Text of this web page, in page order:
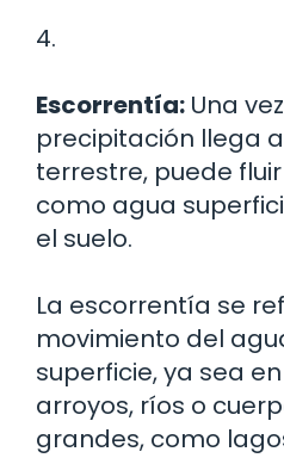
4.
Escorrentía: Una
precipitación llega
terrestre, puede
como agua
el suelo.
La escorrentía se
movimiento del
superficie, ya sea
arroyos, ríos o
grandes, como